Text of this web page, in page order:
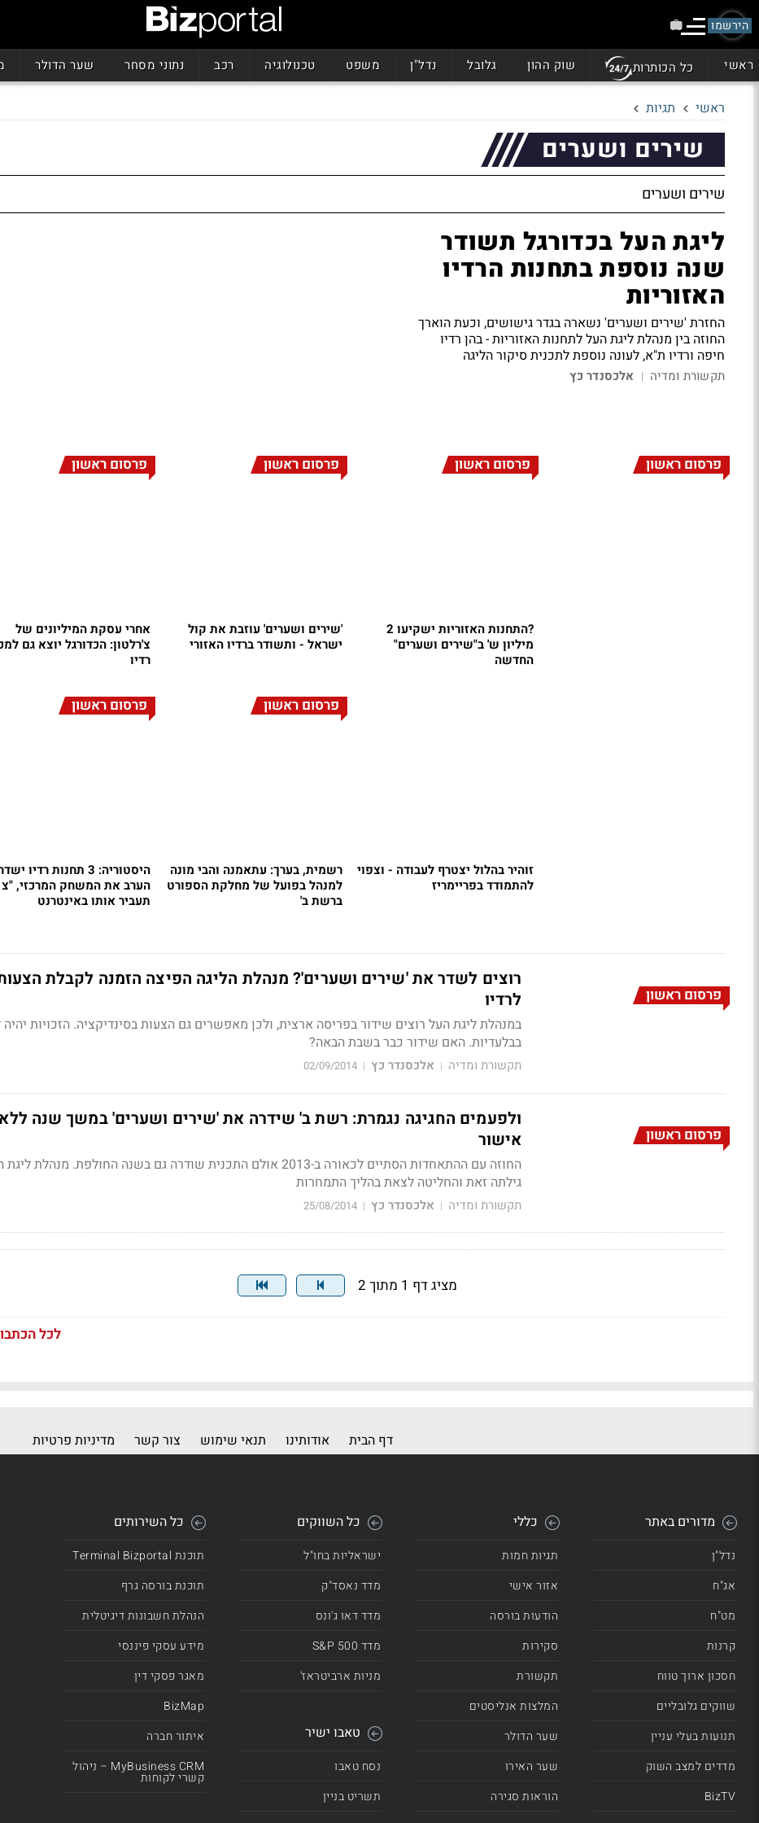
הירשמו
ראשי כל הכותרות שוק ההון גלובל נדל"ן משפט טכנולוגיה רכב נתוני מסחר שער הדולר
ראשי תגיות
שירים ושערים
שירים ושערים
ליגת העל בכדורגל תשודר
שנה נוספת בתחנות הרדיו
האזוריות
החזרת 'שירים ושערים' נשארה בגדר גישושים, וכעת הוארך
החוזה בין מנהלת ליגת העל לתחנות האזוריות - בהן רדיו
חיפה ורדיו ת"א, לעונה נוספת לתכנית סיקור הליגה
תקשורת ומדיה | אלכסנדר כץ
פרסום ראשון פרסום ראשון
?התחנות האזוריות ישקיעו 2
מיליון ש' ב"שירים ושערים"
החדשה
פרסום ראשון
'שירים ושערים' עוזבת את קול
ישראל - ותשודר ברדיו האזורי
פרסום ראשון
אחרי עסקת המיליונים של
צ'רלטון: הכדורגל יוצא גם
רדיו
זוהיר בהלול יצטרף לעבודה - וצפוי
להתמודד בפריימריז
פרסום ראשון
רשמית, בערך: עתאמנה והבי מונה
למנהל בפועל של מחלקת הספורט
ברשת ב'
פרסום ראשון
היסטוריה: 3 תחנות רדיו
הערב את המשחק המרכזי, "צ
תעביר אותו באינטרנט
פרסום ראשון
רוצים לשדר את 'שירים ושערים'? מנהלת הליגה הפיצה הזמנה לקבלת
לרדיו
במנהלת ליגת העל רוצים שידור בפריסה ארצית, ולכן מאפשרים גם הצעות בסינדיקציה. הזכויות
בבלעדיות. האם שידור כבר בשבת הבאה?
תקשורת ומדיה | אלכסנדר כץ |
02/09/2014
פרסום ראשון
ולפעמים החגיגה נגמרת: רשת ב' שידרה את 'שירים ושערים' במשך שנה ללא
אישור
החוזה עם ההתאחדות הסתיים לכאורה ב-2013 אולם התכנית שודרה גם בשנה החולפת. מנהלת
גילתה זאת והחליטה לצאת בהליך התמחרות
תקשורת ומדיה | אלכסנדר כץ |
25/08/2014
מציג דף 1 מתוך 2
לכל
דף הבית אודותינו תנאי שימוש צור קשר מדיניות פרטיות
מדורים באתר
נדל"ן
אג"ח
מט"ח
קרנות
חסכון ארוך טווח
שווקים גלובליים
תנועות בעלי עניין
מדדים למצב השוק
BizTV
כללי
תגיות חמות
אזור אישי
הודעות בורסה
סקירות
תקשורת
המלצות אנליסטים
שער הדולר
שער האירו
הוראות סגירה
כל השווקים
ישראליות בחו"ל
מדד נאסד"ק
מדד דאו ג'ונס
מדד 500 S&P
מניות ארביטראז'
טאבו ישיר
נסח טאבו
תשריט בניין
כל השירותים
תוכנת Terminal Bizportal
תוכנת בורסה גרף
הנהלת חשבונות דיגיטלית
מידע עסקי פיננסי
מאגר פסקי דין
BizMap
איתור חברה
MyBusiness CRM – ניהול
קשרי לקוחות